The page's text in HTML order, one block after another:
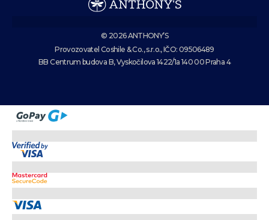
© 2026 ANTHONY’S
Provozovatel Coshile & Co., s.r.o., IČO: 09506489
BB Centrum budova B, Vyskočilova 1422/1a 140 00 Praha 4